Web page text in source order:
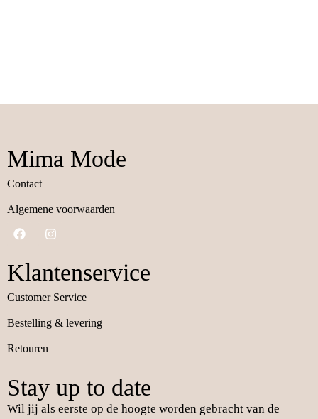
Mima Mode
Contact
Algemene voorwaarden
Klantenservice
Customer Service
Bestelling & levering
Retouren
Stay up to date
Wil jij als eerste op de hoogte worden gebracht van de